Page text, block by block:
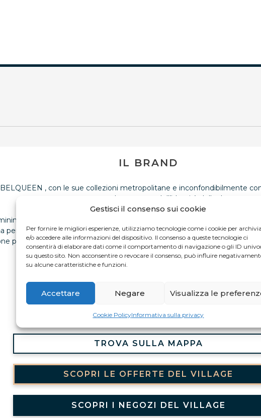
Gestisci il consenso sui cookie
Per fornire le migliori esperienze, utilizziamo tecnologie come i cookie per
e/o accedere alle informazioni del dispositivo. Il consenso a queste tecnologie ci
consentirà di elaborare dati come il comportamento di navigazione o gli ID
su questo sito. Non acconsentire o revocare il consenso, può influire
su alcune caratteristiche e funzioni.
Accettare Negare Visualizza le
Cookie PolicyInformativa sulla privacy
IL BRAND
, con le sue collezioni metropolitane e inconfondibilmente
rappresenta un altro aspetto dell’identità della donna.
dalla forte impronta vintage sono i segni distintivi del guardaroba
per la sua femminilità e il suo glamour moderno, sintesi perfetta distreet
postmoderno. Il contrappunto tra tessuti diversi che esaltano e
silhouette rappresentano l’eclettismo di cui è capace la
Lunedì – Venerdì 10.00 – 20.00
Sabato – Domenica 10.00 – 21.00
TROVA SULLA MAPPA
SCOPRI LE OFFERTE DEL VILLAGE
SCOPRI I NEGOZI DEL VILLAGE